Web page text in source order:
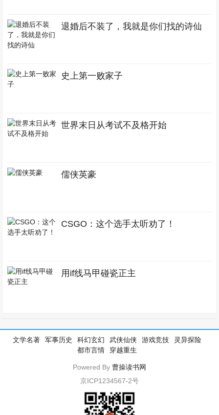
退婚后不装了，我就是你们找的诗仙
史上第一败家子
世界末日从考试不及格开始
儒侠英豪
CSGO：这个选手太听劝了！
用if线马甲碰瓷正主
文学名著 军事历史 科幻玄幻 武侠仙侠 游戏竞技
灵异探险
都市言情
穿越重生
Powered By 曹操读书网
京ICP1234567-2号